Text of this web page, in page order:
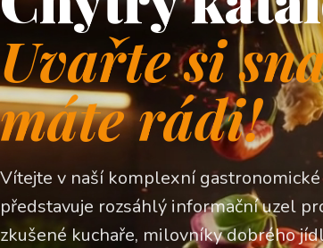
Uvařte si
máte rádi!
Vítejte v naší komplexní
představuje rozsáhlý informační uzel
zkušené kuchaře, milovníky dobrého